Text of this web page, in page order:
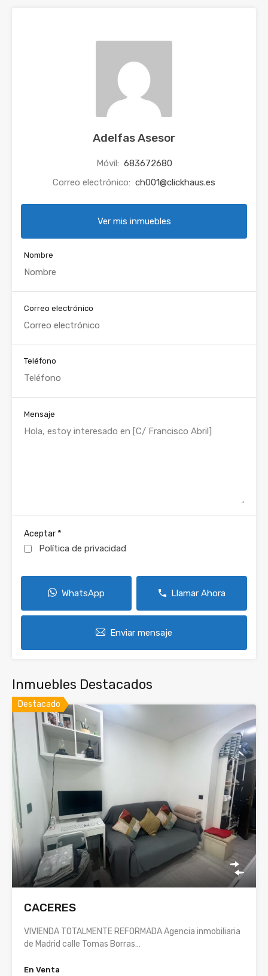
Adelfas Asesor
Móvil: 683672680
Correo electrónico: ch001@clickhaus.es
Ver mis inmuebles
Nombre
Correo electrónico
Teléfono
Mensaje
Aceptar *
Política de privacidad
WhatsApp Llamar Ahora
Enviar mensaje
Inmuebles Destacados
Destacado
CACERES
VIVIENDA TOTALMENTE REFORMADA Agencia inmobiliaria
de Madrid calle Tomas Borras…
En Venta